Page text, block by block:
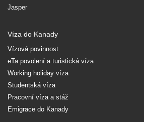
Jasper
Víza do Kanady
Vízová povinnost
eTa povolení a turistická víza
Working holiday víza
Studentská víza
Pracovní víza a stáž
Emigrace do Kanady